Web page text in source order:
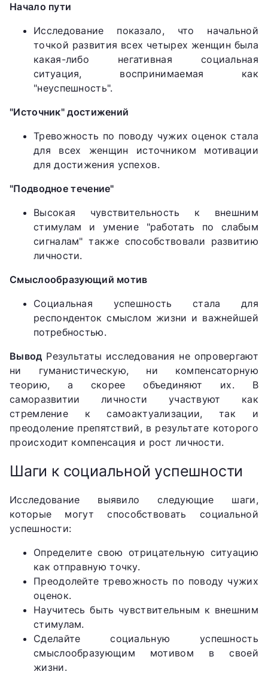
Начало пути
Исследование показало, что начальной
точкой развития всех четырех женщин была
какая-либо негативная социальная
ситуация, воспринимаемая как
"неуспешность".
"Источник" достижений
Тревожность по поводу чужих оценок стала
для всех женщин источником мотивации
для достижения успехов.
"Подводное течение"
Высокая чувствительность к внешним
стимулам и умение "работать по слабым
сигналам" также способствовали развитию
личности.
Смыслообразующий мотив
Социальная успешность стала для
респонденток смыслом жизни и важнейшей
потребностью.
Вывод Результаты исследования не опровергают
ни гуманистическую, ни компенсаторную
теорию, а скорее объединяют их. В
саморазвитии личности участвуют как
стремление к самоактуализации, так и
преодоление препятствий, в результате которого
происходит компенсация и рост личности.
Шаги к социальной успешности
Исследование выявило следующие шаги,
которые могут способствовать социальной
успешности:
Определите свою отрицательную ситуацию
как отправную точку.
Преодолейте тревожность по поводу чужих
оценок.
Научитесь быть чувствительным к внешним
стимулам.
Сделайте социальную успешность
смыслообразующим мотивом в своей
жизни.